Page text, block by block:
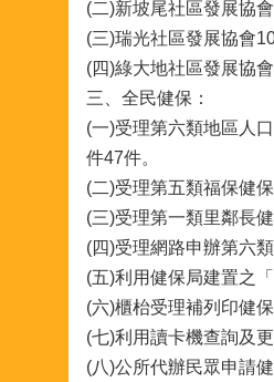
(二)新坡尾社區發展協
(三)瑞光社區發展協會
(四)綠大地社區發展協
三、全民健保：
(一)受理第六類地區人
件47件。
(二)受理第五類福保健
(三)受理第一類里鄰長
(四)受理網路申辦第六
(五)利用健保局建置之
(六)櫃枱受理補列印健
(七)利用讀卡機查詢及
(八)公所代辦民眾申請